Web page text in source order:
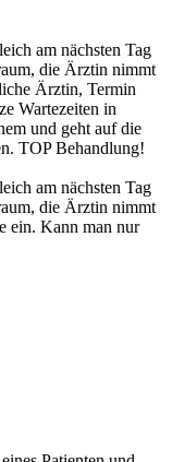
am nächsten Tag
die Ärztin nimmt
Ärztin, Termin
Wartezeiten in
und geht auf die
TOP Behandlung!
am nächsten Tag
die Ärztin nimmt
ein. Kann man nur